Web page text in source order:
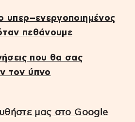
υπερ–ενεργοποιημένος
πεθάνουμε
που θα σας
τον ύπνο
μας στο Google